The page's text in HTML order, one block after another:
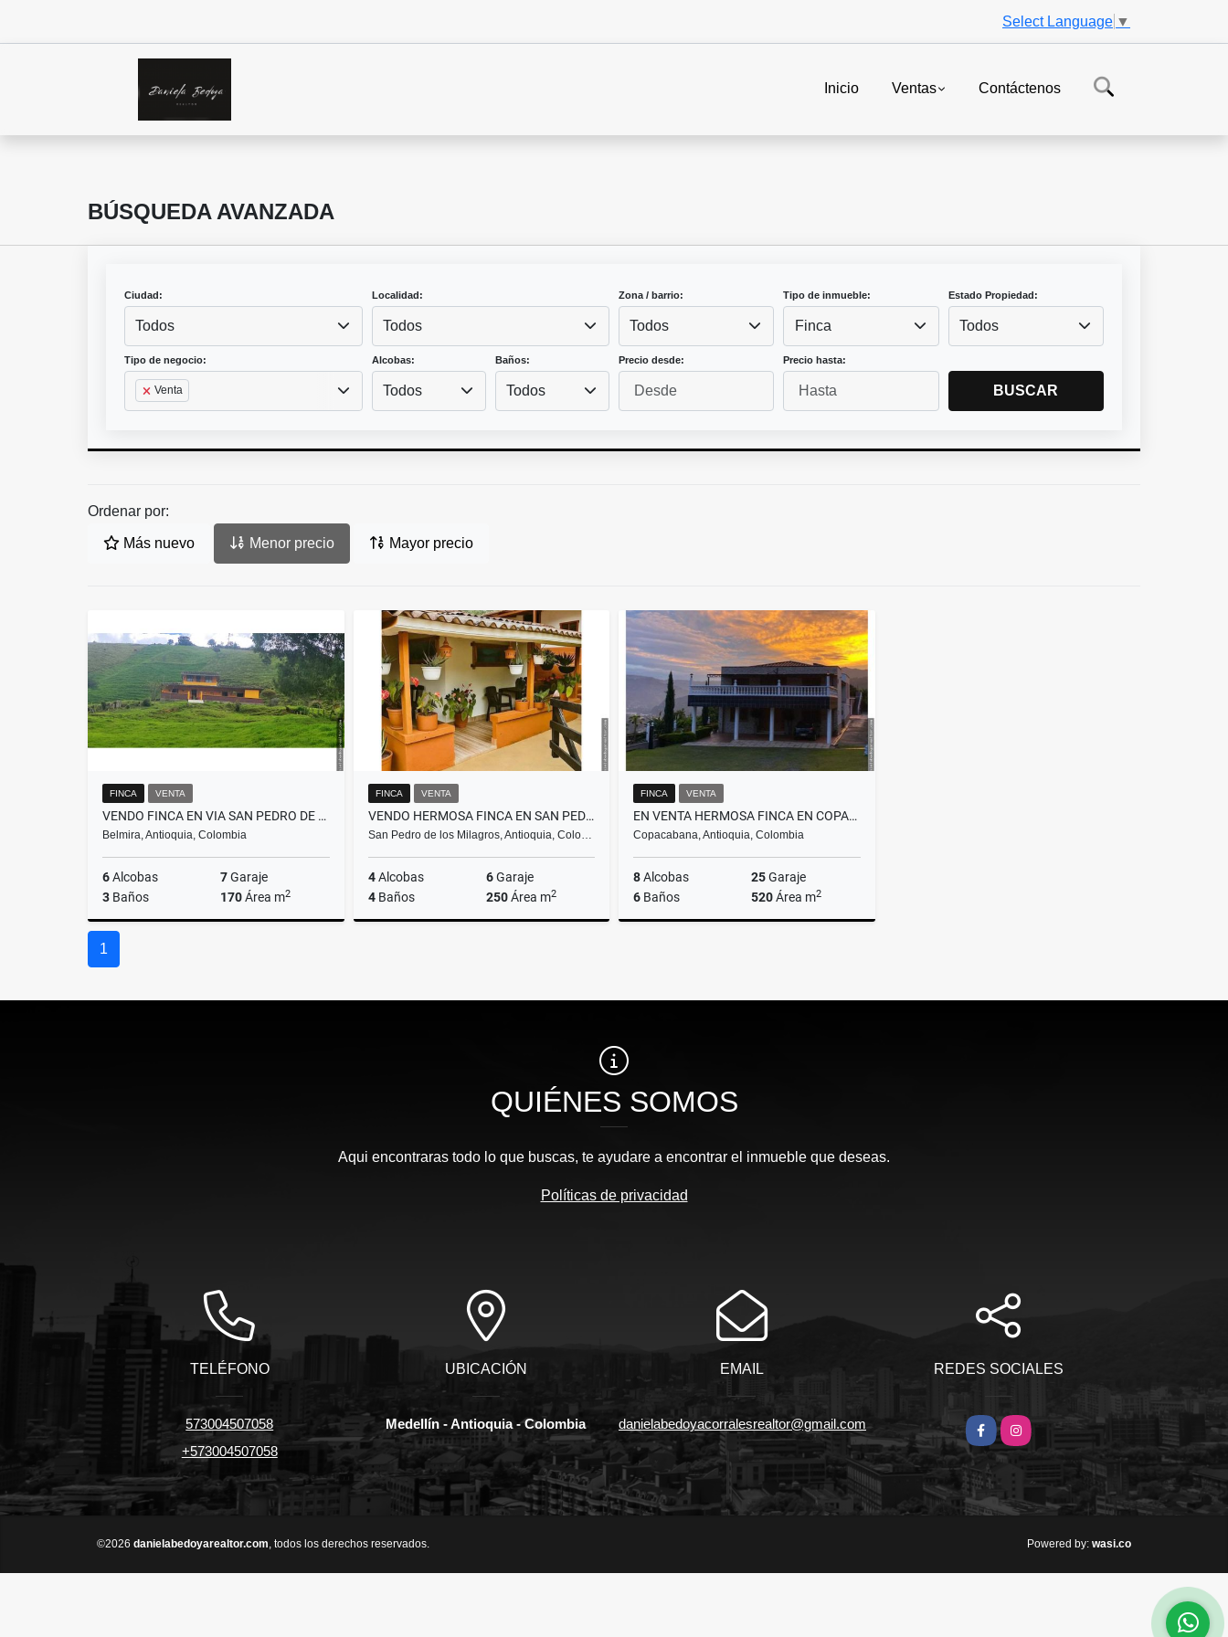
Select Language ▼
Inicio Ventas Contáctenos
BÚSQUEDA AVANZADA
Ciudad:
Todos
Localidad:
Todos
Zona / barrio:
Todos
Tipo de inmueble:
Finca
Estado Propiedad:
Todos
Tipo de negocio:
Venta
Alcobas:
Todos
Baños:
Todos
Precio desde: Precio hasta:
BUSCAR
Ordenar por:
Más nuevo Menor precio Mayor precio
FINCA VENTA
VENDO FINCA EN VIA SAN PEDRO DE LOS MILAGROS BELMIRA
Belmira, Antioquia, Colombia
6Alcobas 7Garaje
3 Baños 170Área m2
FINCA VENTA
VENDO HERMOSA FINCA EN SAN PEDRO DE LOS MILAGROS
San Pedro de los Milagros, Antioquia, Colo…
4Alcobas 6Garaje
4Baños 250Área m2
FINCA VENTA
EN VENTA HERMOSA FINCA EN COPACABANA EN PARCELACION
Copacabana, Antioquia, Colombia
8Alcobas 25Garaje
6 Baños 520Área m2
1
QUIÉNES SOMOS
Aqui encontraras todo lo que buscas, te ayudare a encontrar el inmueble que deseas.
Políticas de privacidad
TELÉFONO
573004507058
+573004507058
UBICACIÓN
Medellín - Antioquia - Colombia
EMAIL
danielabedoyacorralesrealtor@gmail.com
REDES SOCIALES
FacebookInstagram
©2026 danielabedoyarealtor.com, todos los derechos reservados. Powered by: wasi.co